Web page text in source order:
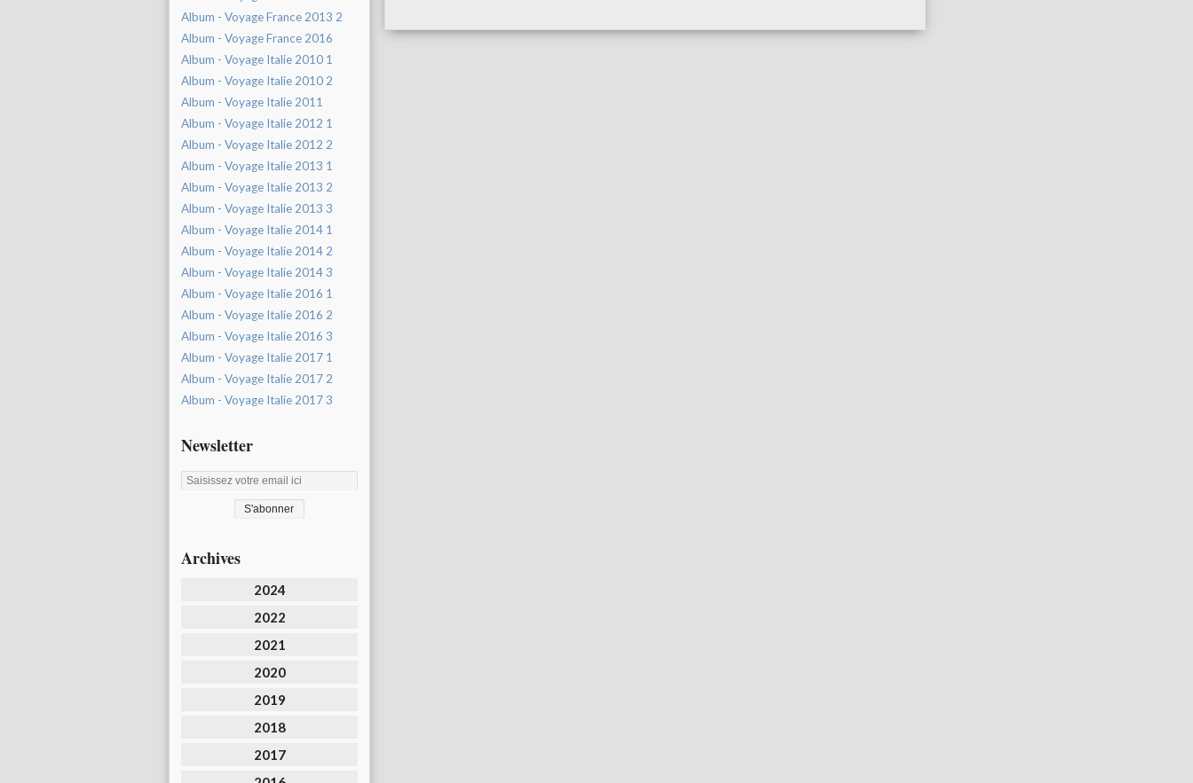
Album - Voyage France 2013 2
Album - Voyage France 2016
Album - Voyage Italie 2010 1
Album - Voyage Italie 2010 2
Album - Voyage Italie 2011
Album - Voyage Italie 2012 1
Album - Voyage Italie 2012 2
Album - Voyage Italie 2013 1
Album - Voyage Italie 2013 2
Album - Voyage Italie 2013 3
Album - Voyage Italie 2014 1
Album - Voyage Italie 2014 2
Album - Voyage Italie 2014 3
Album - Voyage Italie 2016 1
Album - Voyage Italie 2016 2
Album - Voyage Italie 2016 3
Album - Voyage Italie 2017 1
Album - Voyage Italie 2017 2
Album - Voyage Italie 2017 3
Newsletter
Archives
2024
2022
2021
2020
2019
2018
2017